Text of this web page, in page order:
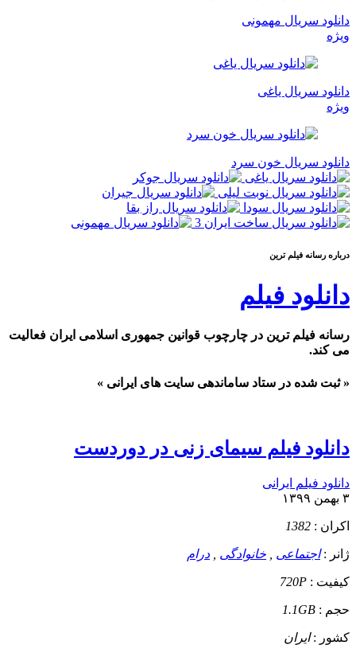
دانلود سریال مهمونی
ویژه
دانلود سریال یاغی
ویژه
دانلود سریال خون سرد
درباره رسانه فيلم ترين
دانلود فیلم
رسانه فیلم ترین در چارچوب قوانین جمهوری اسلامی ایران فعالیت
می کند.
« ثبت شده در ستاد ساماندهی سایت های ایرانی »
دانلود فیلم سیمای زنی در دوردست
دانلود فیلم ایرانی
۳ بهمن ۱۳۹۹
اکران : 1382
ژانر :اجتماعی خانوادگی درام
کيفيت : 720P
حجم : 1.1GB
کشور :ایران